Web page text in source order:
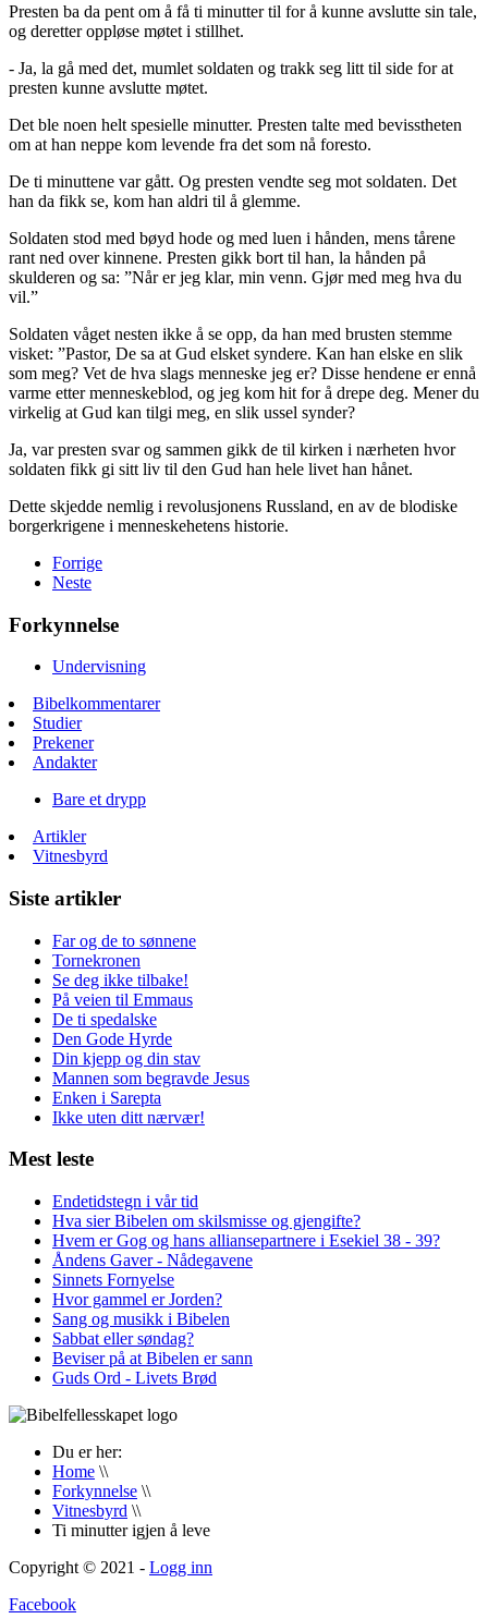
Presten ba da pent om å få ti minutter til for å kunne avslutte sin tale,
og deretter oppløse møtet i stillhet.
- Ja, la gå med det, mumlet soldaten og trakk seg litt til side for at
presten kunne avslutte møtet.
Det ble noen helt spesielle minutter. Presten talte med bevisstheten
om at han neppe kom levende fra det som nå foresto.
De ti minuttene var gått. Og presten vendte seg mot soldaten. Det
han da fikk se, kom han aldri til å glemme.
Soldaten stod med bøyd hode og med luen i hånden, mens tårene
rant ned over kinnene. Presten gikk bort til han, la hånden på
skulderen og sa: ”Når er jeg klar, min venn. Gjør med meg hva du
vil.”
Soldaten våget nesten ikke å se opp, da han med brusten stemme
visket: ”Pastor, De sa at Gud elsket syndere. Kan han elske en slik
som meg? Vet de hva slags menneske jeg er? Disse hendene er ennå
varme etter menneskeblod, og jeg kom hit for å drepe deg. Mener du
virkelig at Gud kan tilgi meg, en slik ussel synder?
Ja, var presten svar og sammen gikk de til kirken i nærheten hvor
soldaten fikk gi sitt liv til den Gud han hele livet han hånet.
Dette skjedde nemlig i revolusjonens Russland, en av de blodiske
borgerkrigene i menneskehetens historie.
Forrige
Neste
Forkynnelse
Undervisning
Bibelkommentarer
Studier
Prekener
Andakter
Bare et drypp
Artikler
Vitnesbyrd
Siste artikler
Far og de to sønnene
Tornekronen
Se deg ikke tilbake!
På veien til Emmaus
De ti spedalske
Den Gode Hyrde
Din kjepp og din stav
Mannen som begravde Jesus
Enken i Sarepta
Ikke uten ditt nærvær!
Mest leste
Endetidstegn i vår tid
Hva sier Bibelen om skilsmisse og gjengifte?
Hvem er Gog og hans alliansepartnere i Esekiel 38 - 39?
Åndens Gaver - Nådegavene
Sinnets Fornyelse
Hvor gammel er Jorden?
Sang og musikk i Bibelen
Sabbat eller søndag?
Beviser på at Bibelen er sann
Guds Ord - Livets Brød
Du er her:
Home \\
Forkynnelse \\
Vitnesbyrd \\
Ti minutter igjen å leve
Copyright © 2021 - Logg inn
Facebook